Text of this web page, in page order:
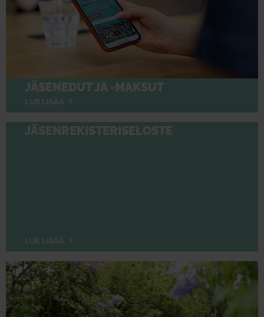
JÄSENEDUT JA -MAKSUT
LUE LISÄÄ
JÄSENREKISTERISELOSTE
LUE LISÄÄ